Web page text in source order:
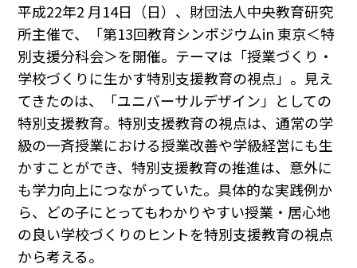
平成22年2 月14日（日）、財団法人中央教育研究
所主催で、「第13回教育シンポジウムin 東京＜特
別支援分科会＞を開催。テーマは「授業づくり・
学校づくりに生かす特別支援教育の視点」。見え
てきたのは、「ユニバーサルデザイン」としての
特別支援教育。特別支援教育の視点は、通常の学
級の一斉授業における授業改善や学級経営にも生
かすことができ、特別支援教育の推進は、意外に
も学力向上につながっていた。具体的な実践例か
ら、どの子にとってもわかりやすい授業・居心地
の良い学校づくりのヒントを特別支援教育の視点
から考える。